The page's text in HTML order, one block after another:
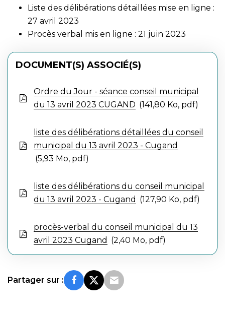
Liste des délibérations détaillées mise en ligne :
27 avril 2023
Procès verbal mis en ligne : 21 juin 2023
DOCUMENT(S) ASSOCIÉ(S)
Ordre du Jour - séance conseil municipal
du 13 avril 2023 CUGAND
141,80 Ko, pdf
liste des délibérations détaillées du conseil
municipal du 13 avril 2023 - Cugand
5,93 Mo, pdf
liste des délibérations du conseil municipal
du 13 avril 2023 - Cugand
127,90 Ko, pdf
procès-verbal du conseil municipal du 13
avril 2023 Cugand
2,40 Mo, pdf
Partager sur :